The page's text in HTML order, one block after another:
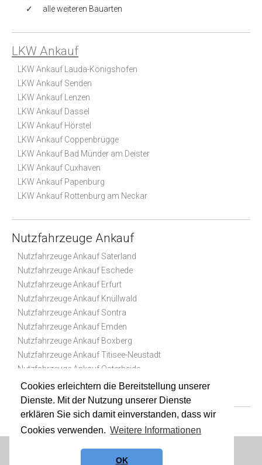
Cookies erleichtern die Bereitstellung unserer
Dienste. Mit der Nutzung unserer Dienste
erklären Sie sich damit einverstanden, dass wir
Cookies verwenden. Weitere Informationen
OK
alle weiteren Bauarten
LKW Ankauf
LKW Ankauf Lauda-Königshofen
LKW Ankauf Senden
LKW Ankauf Lenzen
LKW Ankauf Dassel
LKW Ankauf Hörstel
LKW Ankauf Coppenbrügge
LKW Ankauf Bad Münder am Deister
LKW Ankauf Cuxhaven
LKW Ankauf Papenburg
LKW Ankauf Rottenburg am Neckar
Nutzfahrzeuge Ankauf
Nutzfahrzeuge Ankauf Saterland
Nutzfahrzeuge Ankauf Eschede
Nutzfahrzeuge Ankauf Erfurt
Nutzfahrzeuge Ankauf Knüllwald
Nutzfahrzeuge Ankauf Sontra
Nutzfahrzeuge Ankauf Emden
Nutzfahrzeuge Ankauf Boxberg
Nutzfahrzeuge Ankauf Titisee-Neustadt
Nutzfahrzeuge Ankauf Osterheide
Nutzfahrzeuge Ankauf Schönewalde
|Impressum